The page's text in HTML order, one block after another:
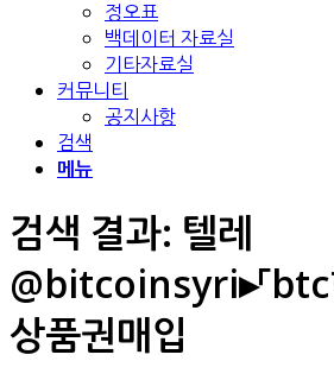
정오표
백데이터 자료실
기타자료실
커뮤니티
공지사항
검색
메뉴
검색 결과: 텔레
@bitcoinsyri▸「
상품권매입